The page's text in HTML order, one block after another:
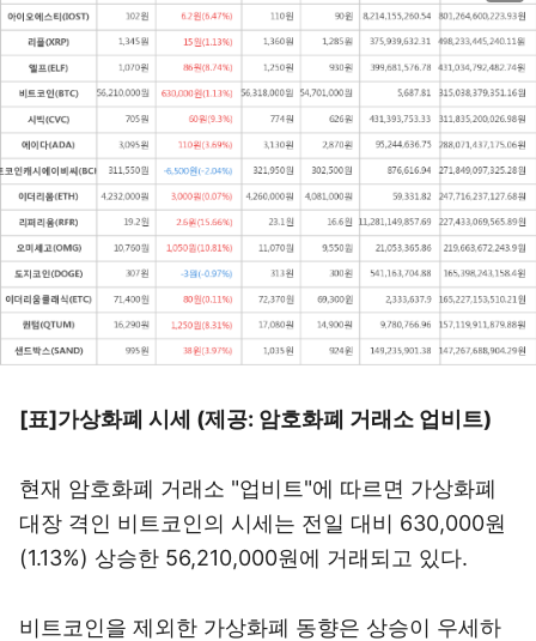
[표]가상화폐 시세 (제공: 암호화폐 거래소 업비트)
현재 암호화폐 거래소 "업비트"에 따르면 가상화폐
대장 격인 비트코인의 시세는 전일 대비 630,000원
(1.13%) 상승한 56,210,000원에 거래되고 있다.
비트코인을 제외한 가상화폐 동향은 상승이 우세하